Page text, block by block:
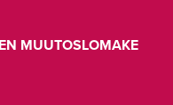
MUUTOSLOMAKE